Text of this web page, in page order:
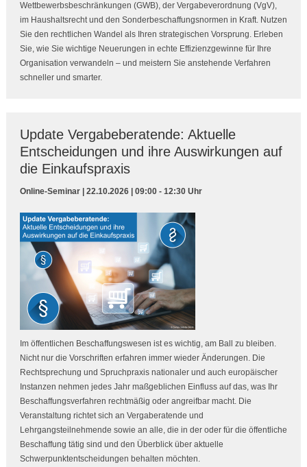
Wettbewerbsbeschränkungen (GWB), der Vergabeverordnung (VgV),
im Haushaltsrecht und den Sonderbeschaffungsnormen in Kraft. Nutzen
Sie den rechtlichen Wandel als Ihren strategischen Vorsprung. Erleben
Sie, wie Sie wichtige Neuerungen in echte Effizienzgewinne für Ihre
Organisation verwandeln – und meistern Sie anstehende Verfahren
schneller und smarter.
Update Vergabeberatende: Aktuelle
Entscheidungen und ihre Auswirkungen auf
die Einkaufspraxis
Online-Seminar | 22.10.2026 | 09:00 - 12:30 Uhr
Im öffentlichen Beschaffungswesen ist es wichtig, am Ball zu bleiben.
Nicht nur die Vorschriften erfahren immer wieder Änderungen. Die
Rechtsprechung und Spruchpraxis nationaler und auch europäischer
Instanzen nehmen jedes Jahr maßgeblichen Einfluss auf das, was Ihr
Beschaffungsverfahren rechtmäßig oder angreifbar macht. Die
Veranstaltung richtet sich an Vergaberatende und
Lehrgangsteilnehmende sowie an alle, die in der oder für die öffentliche
Beschaffung tätig sind und den Überblick über aktuelle
Schwerpunktentscheidungen behalten möchten.